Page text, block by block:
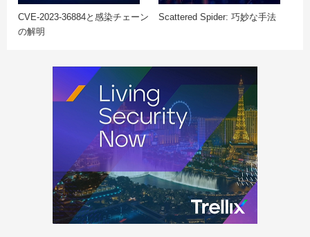
CVE-2023-36884と感染チェーン
の解明
Scattered Spider: 巧妙な手法